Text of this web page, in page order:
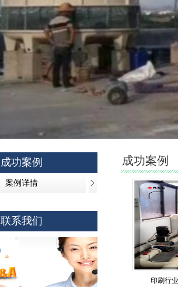
成功案例
案例详情
联系我们
成功案例
印刷行